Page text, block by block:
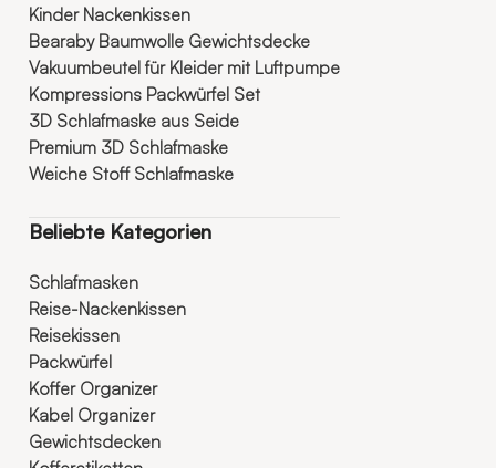
Kinder Nackenkissen
Bearaby Baumwolle Gewichtsdecke
Vakuumbeutel für Kleider mit Luftpumpe
Kompressions Packwürfel Set
3D Schlafmaske aus Seide
Premium 3D Schlafmaske
Weiche Stoff Schlafmaske
Beliebte Kategorien
Schlafmasken
Reise-Nackenkissen
Reisekissen
Packwürfel
Koffer Organizer
Kabel Organizer
Gewichtsdecken